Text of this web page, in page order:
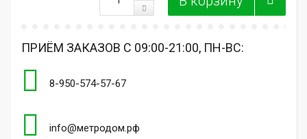
ПРИЁМ ЗАКАЗОВ С 09:00-21:00, ПН-ВС:
8-950-574-57-67
info@метродом.рф